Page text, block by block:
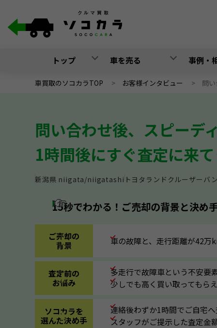
トップ 車を売る 事例・
車買取のソコカラTOP > お客様インタビュー > 問
問い合わせ後、スピーデ
1時間後にすぐ査定に来
新潟県 niigata/niigatashi トヨタ ランドクルーザーバ
15秒でわかる！ご売却の背景と決め
ご売却の
背景 車の故障と、走行距離が42万
査定前の
お悩み
多走行で故障車という不安要
少しでも高く買い取ってもら
ソコカラを
選んだ決め手
連絡後わずか1時間でご自宅
スタッフがご提示した査定金